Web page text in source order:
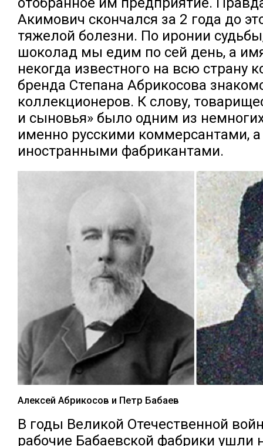
Акимович скончался за 2 года до
тяжелой болезни. По иронии
шоколад мы едим по сей день, а
некогда известного на всю страну
бренда Степана Абрикосова
коллекционеров. К слову,
и сыновья» было одним из
именно русскими коммерсантами,
иностранными фабрикантами.
Алексей Абрикосов и Петр Бабаев
В годы Великой Отечественной
рабочие Бабаевской фабрики ушли